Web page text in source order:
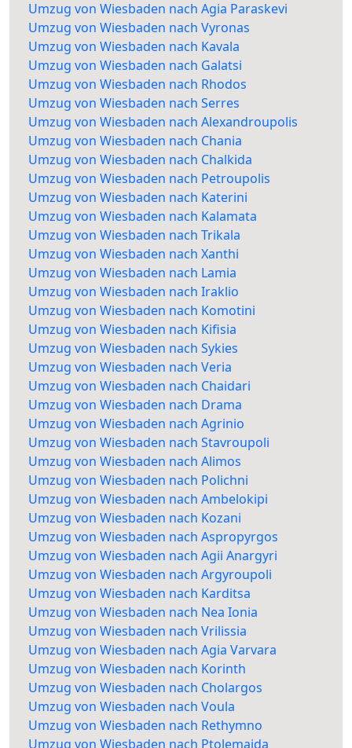
Umzug von Wiesbaden nach Agia Paraskevi
Umzug von Wiesbaden nach Vyronas
Umzug von Wiesbaden nach Kavala
Umzug von Wiesbaden nach Galatsi
Umzug von Wiesbaden nach Rhodos
Umzug von Wiesbaden nach Serres
Umzug von Wiesbaden nach Alexandroupolis
Umzug von Wiesbaden nach Chania
Umzug von Wiesbaden nach Chalkida
Umzug von Wiesbaden nach Petroupolis
Umzug von Wiesbaden nach Katerini
Umzug von Wiesbaden nach Kalamata
Umzug von Wiesbaden nach Trikala
Umzug von Wiesbaden nach Xanthi
Umzug von Wiesbaden nach Lamia
Umzug von Wiesbaden nach Iraklio
Umzug von Wiesbaden nach Komotini
Umzug von Wiesbaden nach Kifisia
Umzug von Wiesbaden nach Sykies
Umzug von Wiesbaden nach Veria
Umzug von Wiesbaden nach Chaidari
Umzug von Wiesbaden nach Drama
Umzug von Wiesbaden nach Agrinio
Umzug von Wiesbaden nach Stavroupoli
Umzug von Wiesbaden nach Alimos
Umzug von Wiesbaden nach Polichni
Umzug von Wiesbaden nach Ambelokipi
Umzug von Wiesbaden nach Kozani
Umzug von Wiesbaden nach Aspropyrgos
Umzug von Wiesbaden nach Agii Anargyri
Umzug von Wiesbaden nach Argyroupoli
Umzug von Wiesbaden nach Karditsa
Umzug von Wiesbaden nach Nea Ionia
Umzug von Wiesbaden nach Vrilissia
Umzug von Wiesbaden nach Agia Varvara
Umzug von Wiesbaden nach Korinth
Umzug von Wiesbaden nach Cholargos
Umzug von Wiesbaden nach Voula
Umzug von Wiesbaden nach Rethymno
Umzug von Wiesbaden nach Ptolemaida